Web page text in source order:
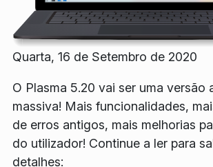
Quarta, 16 de Setembro de 2020
O Plasma 5.20 vai ser uma versão
massiva! Mais funcionalidades,
de erros antigos, mais melhorias
do utilizador! Continue a ler para
detalhes: